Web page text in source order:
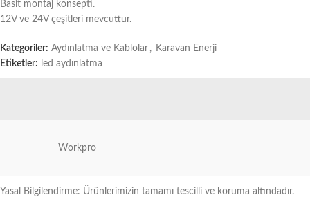
Basit montaj konsepti.
12V ve 24V çeşitleri mevcuttur.
Kategoriler: Aydınlatma ve Kablolar , Karavan Enerji
Etiketler: led aydınlatma
Workpro
Yasal Bilgilendirme: Ürünlerimizin tamamı tescilli ve koruma altındadır.